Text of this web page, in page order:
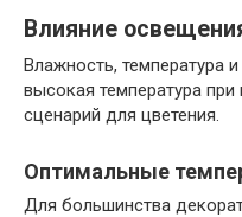
Влияние
Влажность, температура
высокая температура
сценарий для цветения.
Оптимальные
Для большинства